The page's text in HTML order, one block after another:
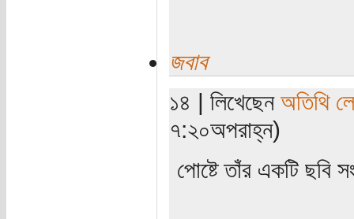
জবাব
১৪ | লিখেছেন অতিথি
৭:২০অপরাহ্ন)
পোষ্টে তাঁর একটি ছবি